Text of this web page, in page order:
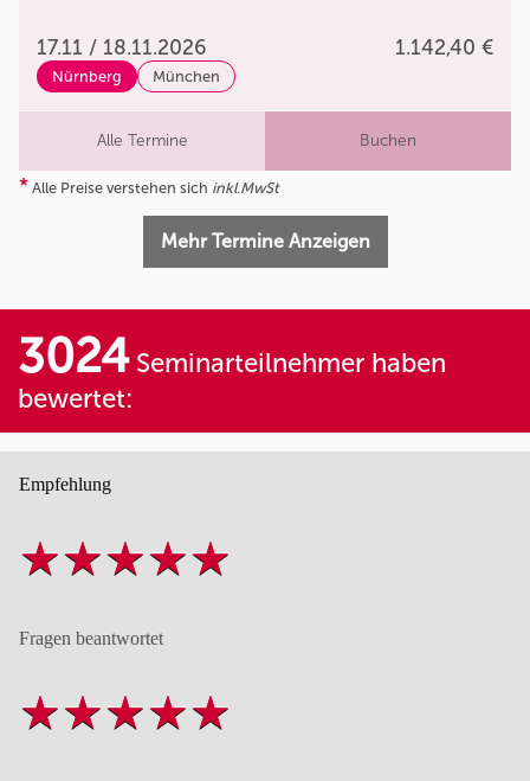
17.11 / 18.11.2026 1.142,40 €
Nürnberg München
Alle Termine Buchen
* Alle Preise verstehen sich inkl.MwSt
Mehr Termine Anzeigen
3024Seminarteilnehmer haben
bewertet:
Empfehlung
Fragen beantwortet